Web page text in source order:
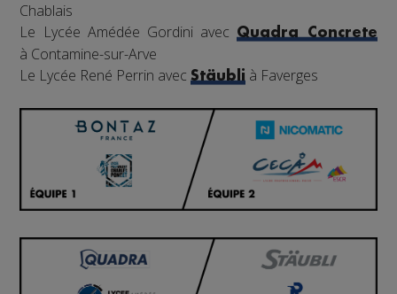
Chablais
Le Lycée Amédée Gordini avecQuadra Concrete
à Contamine-sur-Arve
Le Lycée René Perrin avecStäubli à Faverges